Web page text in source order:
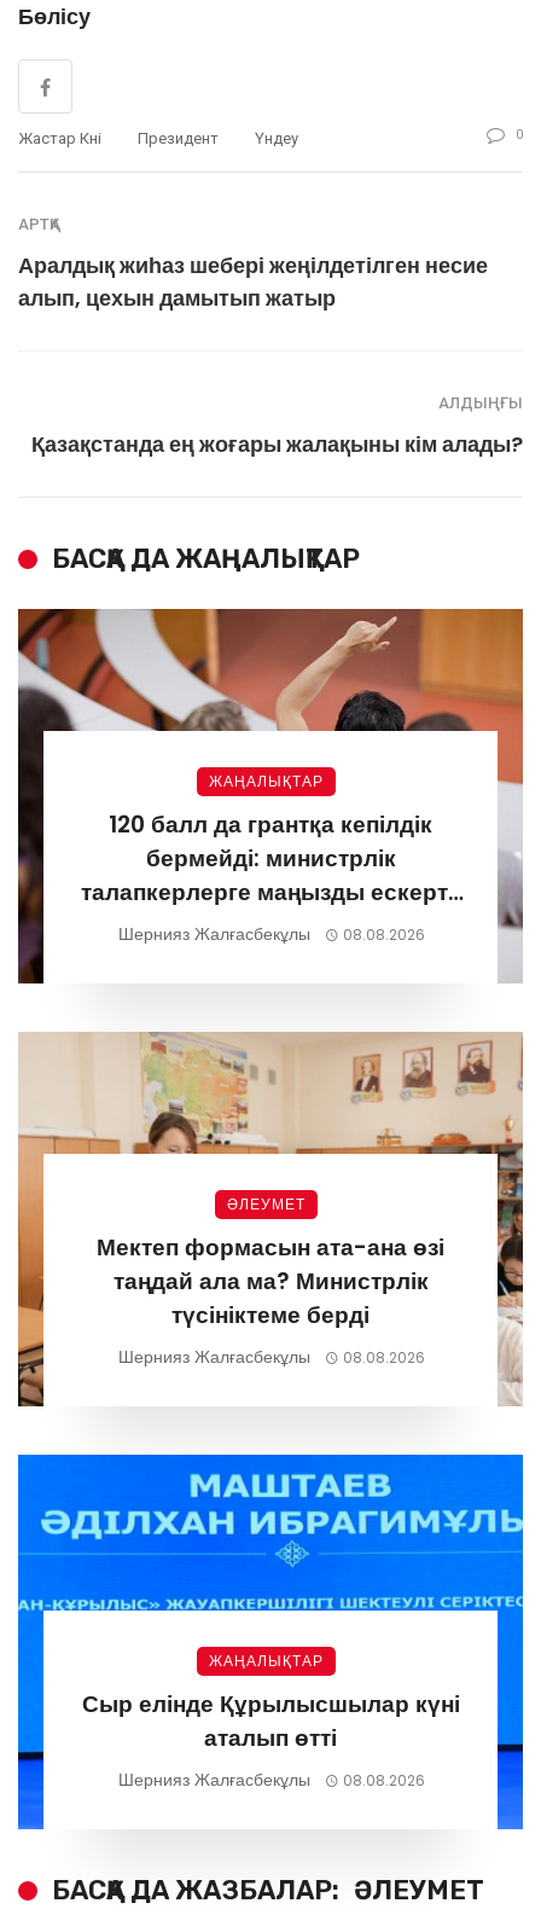
Бөлісу
Жастар Күні Президент Үндеу 0
АРТҚА
Аралдық жиһаз шебері жеңілдетілген несие
алып, цехын дамытып жатыр
АЛДЫҢҒЫ
Қазақстанда ең жоғары жалақыны кім алады?
БАСҚА ДА ЖАҢАЛЫҚТАР
ЖАҢАЛЫҚТАР
120 балл да грантқа кепілдік
бермейді: министрлік
талапкерлерге маңызды ескерту
жасады
Шернияз Жалғасбекұлы 08.08.2026
ӘЛЕУМЕТ
Мектеп формасын ата-ана өзі
таңдай ала ма? Министрлік
түсініктеме берді
Шернияз Жалғасбекұлы 08.08.2026
ЖАҢАЛЫҚТАР
Сыр елінде Құрылысшылар күні
аталып өтті
Шернияз Жалғасбекұлы 08.08.2026
БАСҚА ДА ЖАЗБАЛАР: ӘЛЕУМЕТ